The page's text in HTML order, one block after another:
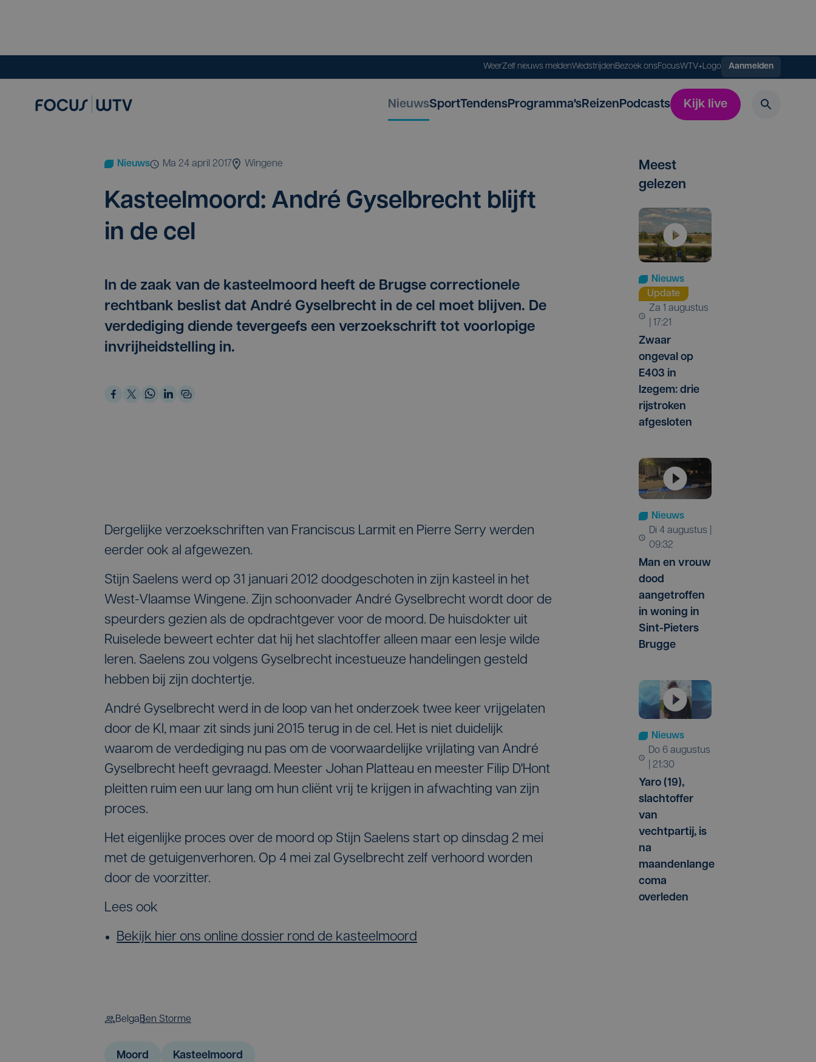
WeerZelf nieuws meldenWedstrijdenBezoek onsFocusWTV+Logo Aanmelden
NieuwsSportTendensProgramma'sReizenPodcasts Kijk live
Nieuws ma 24 april 2017 Wingene
Kas­teel­moord: André Gysel­brecht blijft
in de cel
In de zaak van de kasteelmoord heeft de Brugse correctionele
rechtbank beslist dat André Gyselbrecht in de cel moet blijven. De
verdediging diende tevergeefs een verzoekschrift tot voorlopige
invrijheidstelling in.
Dergelijke verzoekschriften van Franciscus Larmit en Pierre Serry werden
eerder ook al afgewezen.
Stijn Saelens werd op 31 januari 2012 doodgeschoten in zijn kasteel in het
West-Vlaamse Wingene. Zijn schoonvader André Gyselbrecht wordt door de
speurders gezien als de opdrachtgever voor de moord. De huisdokter uit
Ruiselede beweert echter dat hij het slachtoffer alleen maar een lesje wilde
leren. Saelens zou volgens Gyselbrecht incestueuze handelingen gesteld
hebben bij zijn dochtertje.
André Gyselbrecht werd in de loop van het onderzoek twee keer vrijgelaten
door de KI, maar zit sinds juni 2015 terug in de cel. Het is niet duidelijk
waarom de verdediging nu pas om de voorwaardelijke vrijlating van André
Gyselbrecht heeft gevraagd. Meester Johan Platteau en meester Filip D'Hont
pleitten ruim een uur lang om hun cliënt vrij te krijgen in afwachting van zijn
proces.
Het eigenlijke proces over de moord op Stijn Saelens start op dinsdag 2 mei
met de getuigenverhoren. Op 4 mei zal Gyselbrecht zelf verhoord worden
door de voorzitter.
Lees ook
Bekijk hier ons online dossier rond de kasteelmoord
BelgaBen Storme
Moord Kasteelmoord
Meest
gelezen
Nieuws
Update
za 1 augustus
| 17:21
Zwaar
ongeval op
E403 in
Izegem: drie
rijstroken
afgesloten
Nieuws
di 4 augustus |
09:32
Man en vrouw
dood
aangetroffen
in woning in
Sint-Pieters
Brugge
Nieuws
do 6 augustus
| 21:30
Yaro (19),
slachtoffer
van
vechtpartij, is
na
maandenlange
coma
overleden